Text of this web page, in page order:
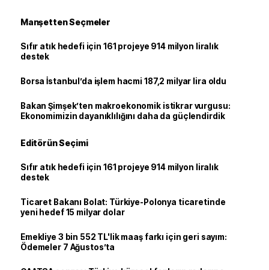
Manşetten Seçmeler
Sıfır atık hedefi için 161 projeye 914 milyon liralık
destek
Borsa İstanbul’da işlem hacmi 187,2 milyar lira oldu
Bakan Şimşek’ten makroekonomik istikrar vurgusu:
Ekonomimizin dayanıklılığını daha da güçlendirdik
Editörün Seçimi
Sıfır atık hedefi için 161 projeye 914 milyon liralık
destek
Ticaret Bakanı Bolat: Türkiye-Polonya ticaretinde
yeni hedef 15 milyar dolar
Emekliye 3 bin 552 TL'lik maaş farkı için geri sayım:
Ödemeler 7 Ağustos’ta